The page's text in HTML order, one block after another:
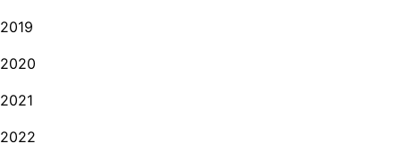
2019
2020
2021
2022